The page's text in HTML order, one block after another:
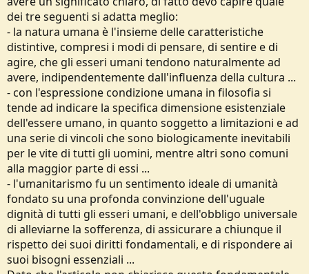
dei tre seguenti si adatta meglio:
- la natura umana è l'insieme delle caratteristiche
distintive, compresi i modi di pensare, di sentire e di
agire, che gli esseri umani tendono naturalmente ad
avere, indipendentemente dall'influenza della cultura ...
- con l'espressione condizione umana in filosofia si
tende ad indicare la specifica dimensione esistenziale
dell'essere umano, in quanto soggetto a limitazioni e ad
una serie di vincoli che sono biologicamente inevitabili
per le vite di tutti gli uomini, mentre altri sono comuni
alla maggior parte di essi ...
- l'umanitarismo fu un sentimento ideale di umanità
fondato su una profonda convinzione dell'uguale
dignità di tutti gli esseri umani, e dell'obbligo universale
di alleviarne la sofferenza, di assicurare a chiunque il
rispetto dei suoi diritti fondamentali, e di rispondere ai
suoi bisogni essenziali ...